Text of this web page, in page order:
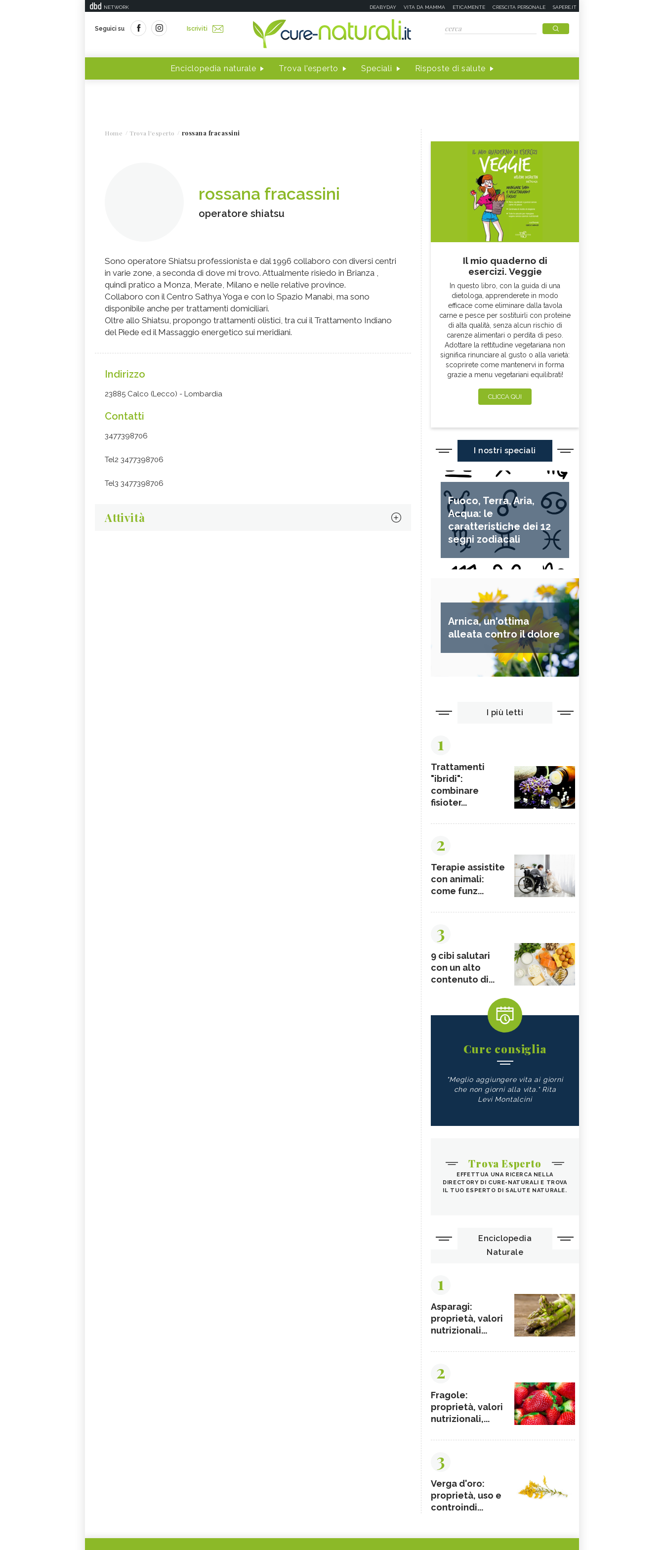
NETWORK DEABYDAY VITA DA MAMMA ETICAMENTE CRESCITA PERSONALE SAPERE.IT
Seguici su Iscriviti
Enciclopedia naturale Trova l'esperto Speciali Risposte di salute
Home Trova l'esperto rossana fracassini
rossana fracassini
operatore shiatsu
Sono operatore Shiatsu professionista e dal 1996 collaboro con diversi centri
in varie zone, a seconda di dove mi trovo. Attualmente risiedo in Brianza ,
quindi pratico a Monza, Merate, Milano e nelle relative province.
Collaboro con il Centro Sathya Yoga e con lo Spazio Manabì, ma sono
disponibile anche per trattamenti domiciliari.
Oltre allo Shiatsu, propongo trattamenti olistici, tra cui il Trattamento Indiano
del Piede ed il Massaggio energetico sui meridiani.
Indirizzo
23885 Calco (Lecco) - Lombardia
Contatti
3477398706
Tel2 3477398706
Tel3 3477398706
Attività
Il mio quaderno di
esercizi. Veggie
In questo libro, con la guida di una
dietologa, apprenderete in modo
efficace come eliminare dalla tavola
carne e pesce per sostituirli con proteine
di alta qualità, senza alcun rischio di
carenze alimentari o perdita di peso.
Adottare la rettitudine vegetariana non
significa rinunciare al gusto o alla varietà:
scoprirete come mantenervi in forma
grazie a menu vegetariani equilibrati!
CLICCA QUI
I nostri speciali
Fuoco, Terra, Aria,
Acqua: le
caratteristiche dei 12
segni zodiacali
Arnica, un'ottima
alleata contro il dolore
I più letti
1
Trattamenti
"ibridi":
combinare
fisioter...
2
Terapie assistite
con animali:
come funz...
3
9 cibi salutari
con un alto
contenuto di...
Cure consiglia
"Meglio aggiungere vita ai giorni
che non giorni alla vita." Rita
Levi Montalcini
Trova Esperto
EFFETTUA UNA RICERCA NELLA
DIRECTORY DI CURE-NATURALI E TROVA
IL TUO ESPERTO DI SALUTE NATURALE.
Enciclopedia
Naturale
1
Asparagi:
proprietà, valori
nutrizionali...
2
Fragole:
proprietà, valori
nutrizionali,...
3
Verga d'oro:
proprietà, uso e
controindi...